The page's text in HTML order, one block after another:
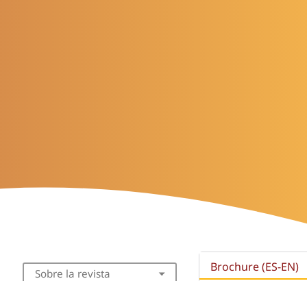
Sobre la revista
Brochure (ES-EN)